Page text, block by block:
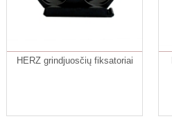
HERZ grindjuosčių fiksatoriai